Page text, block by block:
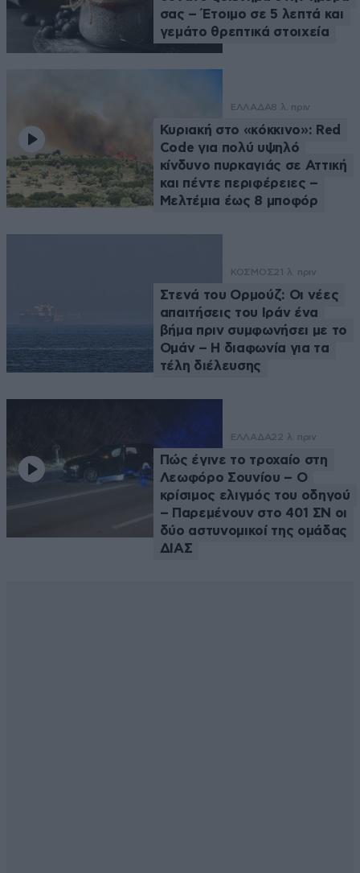
σας – Έτοιμο σε 5 λεπτά και
γεμάτο θρεπτικά στοιχεία
ΕΛΛΑΔΑ8 λ. πριν
Κυριακή στο «κόκκινο»: Red
Code για πολύ υψηλό
κίνδυνο πυρκαγιάς σε Αττική
και πέντε περιφέρειες –
Μελτέμια έως 8 μποφόρ
ΚΟΣΜΟΣ21 λ. πριν
Στενά του Ορμούζ: Οι νέες
απαιτήσεις του Ιράν ένα
βήμα πριν συμφωνήσει με το
Ομάν – Η διαφωνία για τα
τέλη διέλευσης
ΕΛΛΑΔΑ22 λ. πριν
Πώς έγινε το τροχαίο στη
Λεωφόρο Σουνίου – Ο
κρίσιμος ελιγμός του οδηγού
– Παρεμένουν στο 401 ΣΝ οι
δύο αστυνομικοί της ομάδας
ΔΙΑΣ